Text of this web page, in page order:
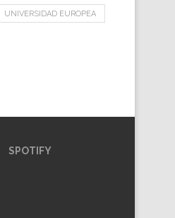
UNIVERSIDAD EUROPEA
SPOTIFY